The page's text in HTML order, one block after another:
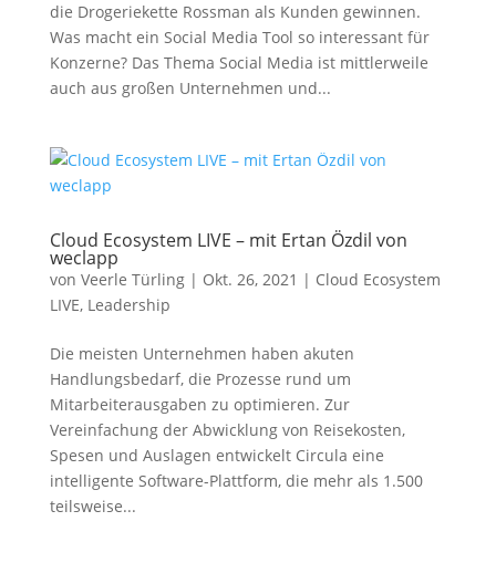
die Drogeriekette Rossman als Kunden gewinnen.
Was macht ein Social Media Tool so interessant für
Konzerne? Das Thema Social Media ist mittlerweile
auch aus großen Unternehmen und...
Cloud Ecosystem LIVE – mit Ertan Özdil von
weclapp
von Veerle Türling| Okt. 26, 2021 | Cloud Ecosystem
LIVE, Leadership
Die meisten Unternehmen haben akuten
Handlungsbedarf, die Prozesse rund um
Mitarbeiterausgaben zu optimieren. Zur
Vereinfachung der Abwicklung von Reisekosten,
Spesen und Auslagen entwickelt Circula eine
intelligente Software-Plattform, die mehr als 1.500
teilsweise...